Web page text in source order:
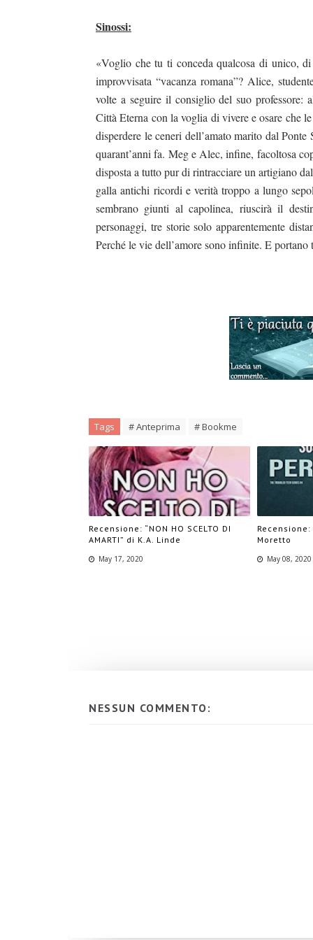
Sinossi:
«Voglio che tu ti conceda qualcosa di unico,
improvvisata “vacanza romana”? Alice,
volte a seguire il consiglio del suo professore:
Città Eterna con la voglia di vivere e osare che
disperdere le ceneri dell’amato marito dal
quarant’anni fa. Meg e Alec, infine, facoltosa
disposta a tutto pur di rintracciare un artigiano
galla antichi ricordi e verità troppo a lungo
sembrano giunti al capolinea, riuscirà il
personaggi, tre storie solo apparentemente
Perché le vie dell’amore sono infinite. E portano
Tags # Anteprima # Bookme
Recensione: “NON HO SCELTO DI
AMARTI” di K.A. Linde
May 17, 2020
Recensione:
Moretto
May 08, 2020
NESSUN COMMENTO: